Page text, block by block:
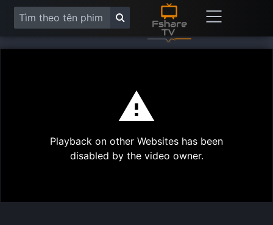
Play
Playback on other Websites has been
disabled by the video owner.